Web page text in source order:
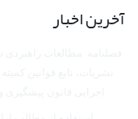
آخرین اخبار